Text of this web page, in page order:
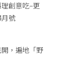
理創意吃–更
號
開，遍地「野